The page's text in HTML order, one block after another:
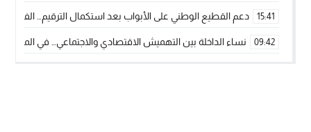
15:41 دعم القطيع الوطني على الأبواب بعد استكمال الترقيم…
09:42 نساء الداخلة بين التهميش الاقتصادي والاجتماعي… في المؤسسات